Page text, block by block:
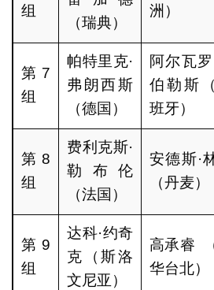
组
（瑞典）
洲）
第7
组
帕特里克·
弗朗西斯
（德国）
阿尔瓦罗
伯勒斯
班牙）
第8
组
费利克斯·
勒布伦
（法国）
安德斯·
（丹麦）
第9
组
达科·约奇
克（斯洛
文尼亚）
高承睿
华台北）